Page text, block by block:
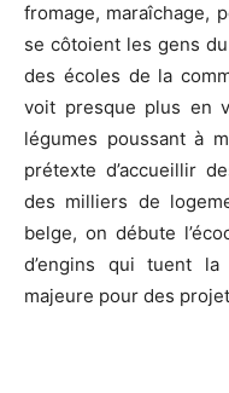
fromage, maraîchage,
se côtoient les gens
des écoles de la
voit presque plus en
légumes poussant à
prétexte d’accueillir
des milliers de
belge, on débute
d’engins qui tuent
majeure pour des